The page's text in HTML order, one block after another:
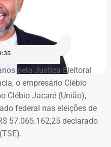
nos Bairros, Vilas e
que o grupo de
depois de sofrer quatro
O objetivo da
uma função social
das famílias. Desde
comida. Só o que falta
Queremos fazer
nunca foi cumprido”
pela Justiça Eleitoral
o empresário Clébio
Clébio Jacaré (União),
federal nas eleições de
57.065.162,25 declarado